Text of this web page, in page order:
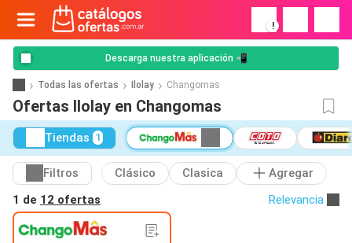
!
Descarga nuestra aplicación 📲
Todas las ofertas Ilolay Changomas
Ofertas Ilolay en Changomas
Tiendas 1
Filtros Clásico Clasica
Agregar
1 de 12 ofertas Relevancia